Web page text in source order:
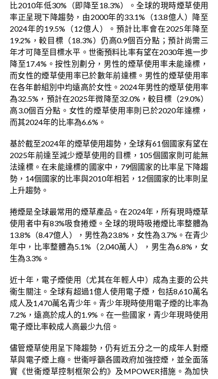
比2010年低30%（即降至18.3%）。全球的現時煙草使用
率正呈現下降趨勢，由2000年的33.1%（13.8億人）降至
2024年的19.5%（12億人）。預計比率會在2025年降至
19.2%，較目標（18.3%）仍高0.9個百分點；預計尚需三
年才可降至目標水平。世衞預料比率有望在2030年進一步
降至17.4%。按性別劃分，男性的煙草使用率未能達標，
而女性的煙草使用率已於數年前達標。男性的煙草使用率
在各年齡組別中均遠高於女性。2024年男性的煙草使用率
為32.5%，預計在2025年微降至32.0%，較目標（29.0%）
高3.0個百分點。女性的煙草使用率則已於2020年達標，
而其2024年的比率為6.6%。
基於截至2024年的煙草使用趨勢，全球有61個國家有望在
2025年前達至減少煙草使用的目標，105個國家則可能無
法達標。在未能達標的國家中，79個國家的比率呈下降趨
勢，14個國家的比率與2010年相若，12個國家的比率則呈
上升趨勢。
捲煙是全球最常用的煙草產品。在2024年，所有現時煙草
使用者中有83%吸食捲煙。全球的現時吸捲煙比率整體為
13.8%（8.47億人），男性為23.8%，女性為3.7%。在青少
年中，比率整體為5.1%（2,040萬人），男生為6.8%，女
生為3.3%。
近十年，電子煙使用（尤其在年輕人中）成為主要的公共
衞生關注。全球有超過1億人使用電子煙，包括8,610萬名
成人及1,470萬名青少年。青少年現時使用電子煙的比率為
7.2%，遠高於成人的1.9%。在一些國家，青少年現時使用
電子煙比率較成人高最少九倍。
儘管煙草使用呈下降趨勢，仍有近五分之一的成年人對煙
草與電子煙上癮。世衞呼籲各國政府加強控煙，並全面落
實《世衞煙草控制框架公約》及MPOWER措施。為加快